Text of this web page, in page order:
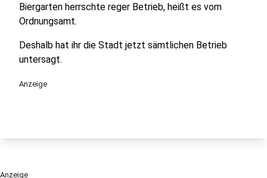
Biergarten herrschte reger Betrieb, heißt es vom
Ordnungsamt.
Deshalb hat ihr die Stadt jetzt sämtlichen Betrieb
untersagt.
Anzeige
Anzeige